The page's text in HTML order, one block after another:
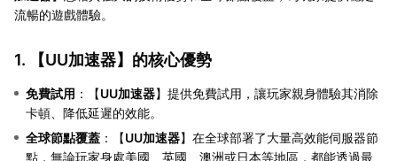
流暢的遊戲體驗。
1. 【UU加速器】的核心優勢
免費試用 ：【UU加速器】提供免費試用，讓玩家親身體驗其消除
卡頓、降低延遲的效能。
全球節點覆蓋 ：【UU加速器】在全球部署了大量高效能伺服器節
點，無論玩家身處美國、英國、澳洲或日本等地區，都能透過最